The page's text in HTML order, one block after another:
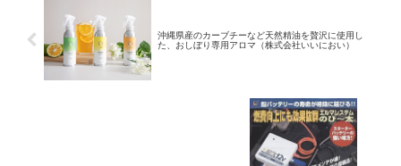
沖縄県産のカーブチーなど天然精油を贅沢に使用し
た、おしぼり専用アロマ（株式会社いいにおい）